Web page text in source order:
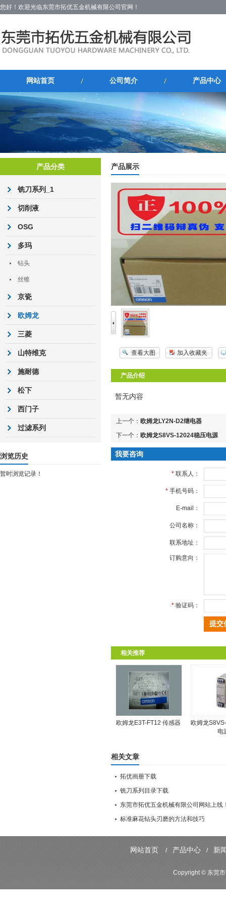
您好！欢迎光临东莞市拓优五金机械有限公司官网！
网站首页 公司简介 产品中心
产品分类
铣刀系列_1
切削液
OSG
多玛
钻头
丝锥
京瓷
欧姆龙
三菱
山特维克
施耐德
松下
西门子
过滤系列
浏览历史
暂时浏览记录！
产品展示
查看大图 加入收藏夹
产品介绍
暂无内容
上一个： 欧姆龙LY2N-D2继电器
下一个： 欧姆龙S8VS-12024稳压电源
我要咨询
* 联系人：
* 手机号码：
E-mail：
公司名称：
联系地址：
订购意向：
* 验证码：
相关推荐
欧姆龙E3T-FT12 传感器
欧姆龙
电
相关文章
拓优画册下载
铣刀系列目录下载
东莞市拓优五金机械有限公司网站上线
标准麻花钻头刃磨的方法和技巧
网站首页 / 产品中心 / 新
Copyright © 东莞